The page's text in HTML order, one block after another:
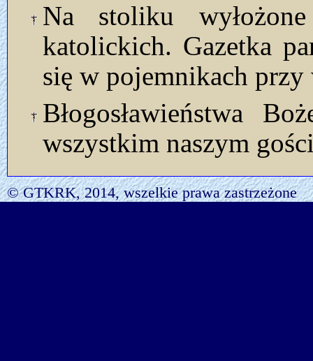
Na stoliku
katolickich. Gazetka
się w pojemnikach przy
Błogosławieństwa
wszystkim naszym
© GTKRK, 2014, wszelkie prawa zastrzeżone